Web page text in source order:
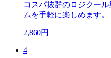
コスパ抜群のロジクー
ムを手軽に楽しめます。
2,860円
4